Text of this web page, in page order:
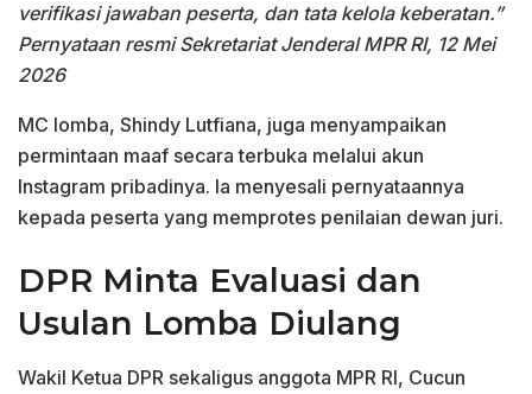
verifikasi jawaban peserta, dan tata kelola keberatan.”
Pernyataan resmi Sekretariat Jenderal MPR RI, 12 Mei
2026
MC lomba, Shindy Lutfiana, juga menyampaikan
permintaan maaf secara terbuka melalui akun
Instagram pribadinya. Ia menyesali pernyataannya
kepada peserta yang memprotes penilaian dewan juri.
DPR Minta Evaluasi dan
Usulan Lomba Diulang
Wakil Ketua DPR sekaligus anggota MPR RI, Cucun